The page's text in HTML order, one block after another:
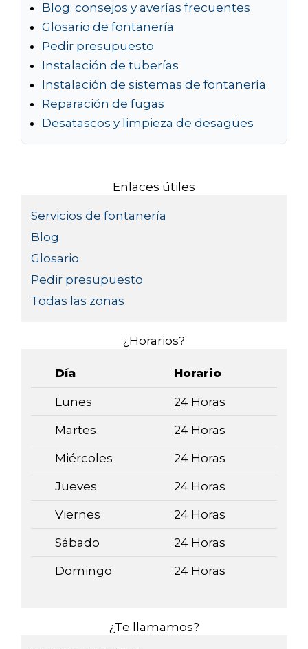
Blog: consejos y averías frecuentes
Glosario de fontanería
Pedir presupuesto
Instalación de tuberías
Instalación de sistemas de fontanería
Reparación de fugas
Desatascos y limpieza de desagües
Enlaces útiles
Servicios de fontanería
Blog
Glosario
Pedir presupuesto
Todas las zonas
¿Horarios?
Día Horario
Lunes 24 Horas
Martes 24 Horas
Miércoles 24 Horas
Jueves 24 Horas
Viernes 24 Horas
Sábado 24 Horas
Domingo 24 Horas
¿Te llamamos?